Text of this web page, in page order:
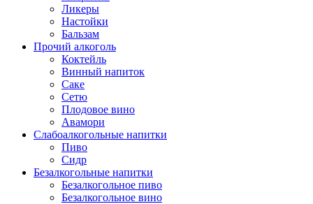
Ликеры
Настойки
Бальзам
Прочий алкоголь
Коктейль
Винный напиток
Саке
Сетю
Плодовое вино
Авамори
Слабоалкогольные напитки
Пиво
Сидр
Безалкогольные напитки
Безалкогольное пиво
Безалкогольное вино